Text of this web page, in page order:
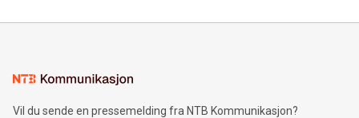
Vil du sende en pressemelding fra NTB Kommunikasjon?